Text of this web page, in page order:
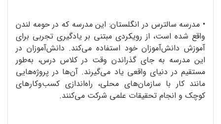
• مدرسه سالترس در انگلستان: این مدرسه که در حومه لندن
واقع شده است، از رویکردی مبتنی بر یادگیری تجربی برای
آموزش دانش‌آموزان خود استفاده می‌کند. دانش‌آموزان در
این مدرسه به جای گذراندن وقت در کلاس درس، به‌طور
مستقیم در دنیای واقعی یاد می‌گیرند. آن‌ها در پروژه‌هایی
مانند کار با سازمان‌های محلی، راه‌اندازی کسب‌وکارهای
کوچک و انجام تحقیقات علمی شرکت می‌کنند.